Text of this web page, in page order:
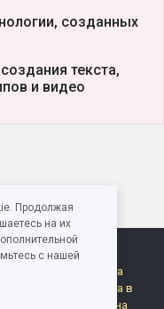
созданных
текста,
и видео
– 2026
Правила
Политика в
данных
Согласие на
Продолжая
на их
с нашей